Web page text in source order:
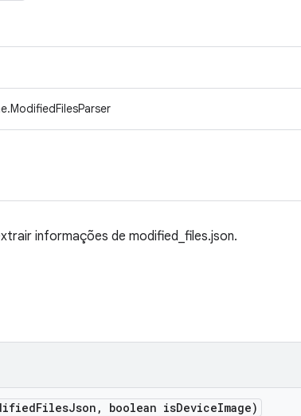
informações de modified_files.json.
FilesJson , boolean isDeviceImage)